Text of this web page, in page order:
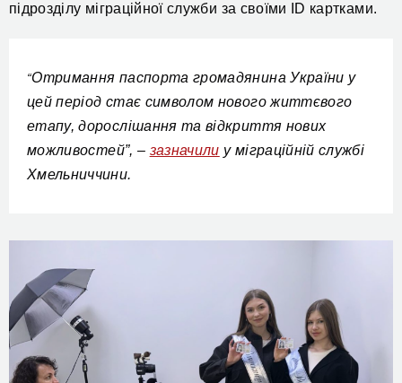
підрозділу міграційної служби за своїми ІD картками.
“Отримання паспортагромадянина України у
цей період стає символом нового життєвого
етапу, дорослішання та відкриття нових
можливостей”, – зазначили у міграційній службі
Хмельниччини.